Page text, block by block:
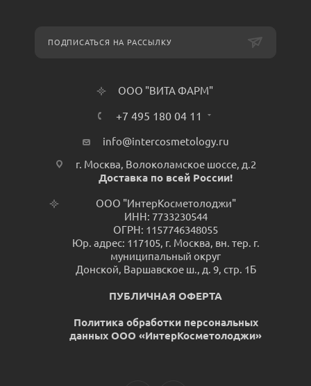
ПОДПИСАТЬСЯ НА РАССЫЛКУ
ООО "ВИТА ФАРМ"
+7 495 180 04 11
info@intercosmetology.ru
г. Москва, Волоколамское шоссе, д.2
Доставка по всей России!
ООО "ИнтерКосметолоджи"
ИНН: 7733230544
ОГРН: 1157746348055
Юр. адрес: 117105, г. Москва, вн. тер. г.
муниципальный округ
Донской, Варшавское ш., д. 9, стр. 1Б
ПУБЛИЧНАЯ ОФЕРТА
Политика обработки персональных
данных ООО «ИнтерКосметолоджи»